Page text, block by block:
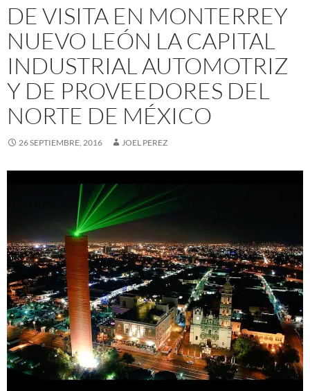
DE VISITA EN MONTERREY
NUEVO LEÓN LA CAPITAL
INDUSTRIAL AUTOMOTRIZ
Y DE PROVEEDORES DEL
NORTE DE MÉXICO
26 SEPTIEMBRE, 2016 JOEL PEREZ